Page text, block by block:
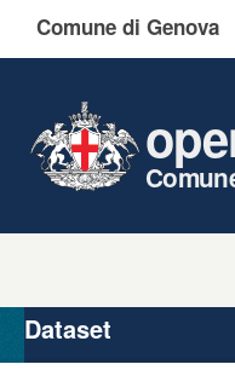
Comune di Genova
Organizzazioni
Gruppi
Dataset